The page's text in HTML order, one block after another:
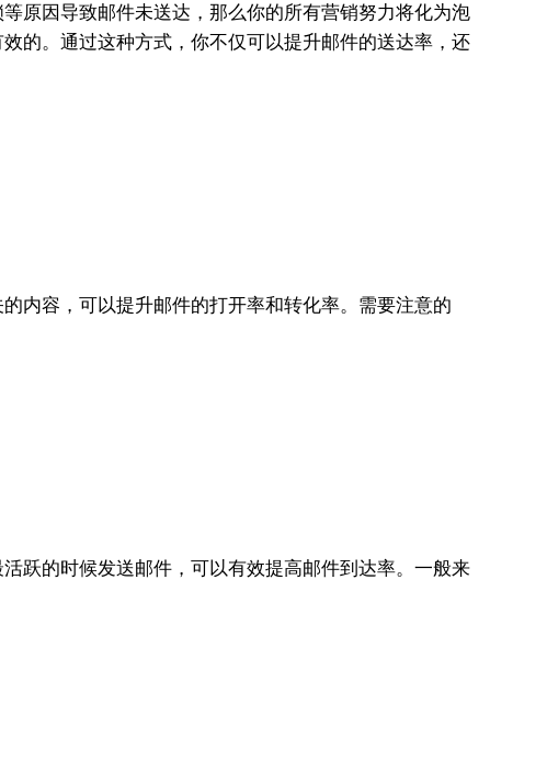
原因导致邮件未送达，那么你的所有营销努力将化为泡
的。通过这种方式，你不仅可以提升邮件的送达率，还
内容，可以提升邮件的打开率和转化率。需要注意的
跃的时候发送邮件，可以有效提高邮件到达率。一般来